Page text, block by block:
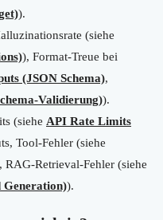
).
(siehe
), Format-Treue bei
(JSON Schema),
Validierung)).
(siehe API Rate Limits
Tool-Fehler (siehe
RAG-Retrieval-Fehler (siehe
Generation)).